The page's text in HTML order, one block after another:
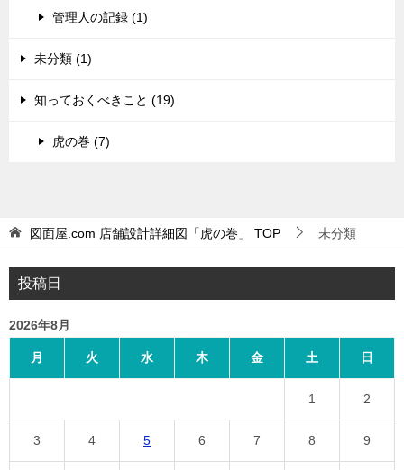
管理人の記録 (1)
未分類 (1)
知っておくべきこと (19)
虎の巻 (7)
図面屋.com 店舗設計詳細図「虎の巻」 TOP 未分類
投稿日
2026年8月
月 火 水 木 金 土 日
1 2
3 4 5 6 7 8 9